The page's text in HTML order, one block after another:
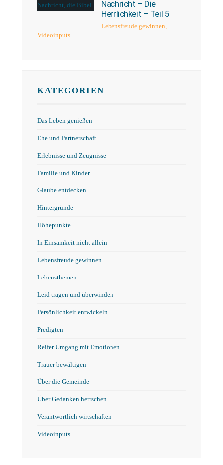
Nachricht – Die
Herrlichkeit – Teil 5
Lebensfreude gewinnen,
Videoinputs
KATEGORIEN
Das Leben genießen
Ehe und Partnerschaft
Erlebnisse und Zeugnisse
Familie und Kinder
Glaube entdecken
Hintergründe
Höhepunkte
In Einsamkeit nicht allein
Lebensfreude gewinnen
Lebensthemen
Leid tragen und überwinden
Persönlichkeit entwickeln
Predigten
Reifer Umgang mit Emotionen
Trauer bewältigen
Über die Gemeinde
Über Gedanken herrschen
Verantwortlich wirtschaften
Videoinputs